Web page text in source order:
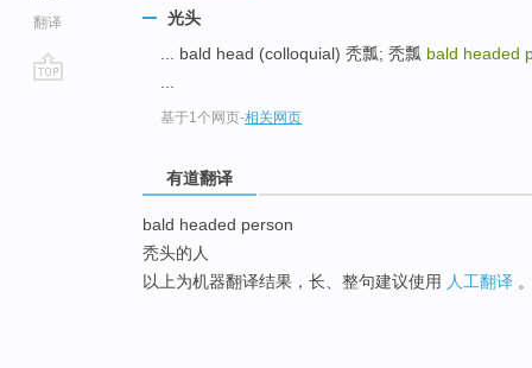
翻译
光头
... bald head (colloquial) 秃瓢; 秃瓢 bald headed
基于1个网页-相关网页
有道翻译
bald headed person
秃头的人
以上为机器翻译结果，长、整句建议使用 人工翻译